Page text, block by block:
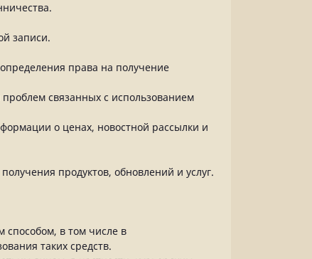
записи.
права на получение
связанных с использованием
о ценах, новостной рассылки и
продуктов, обновлений и услуг.
способом, в том числе в
таких средств.